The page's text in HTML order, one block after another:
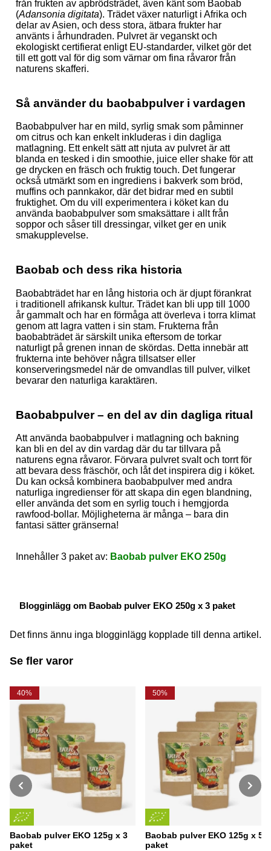
från frukten av apbrödsträdet, även känt som Baobab
(Adansonia digitata). Trädet växer naturligt i Afrika och
delar av Asien, och dess stora, ätbara frukter har
använts i århundraden. Pulvret är veganskt och
ekologiskt certifierat enligt EU-standarder, vilket gör det
till ett gott val för dig som värnar om fina råvaror från
naturens skafferi.
Så använder du baobabpulver i vardagen
Baobabpulver har en mild, syrlig smak som påminner
om citrus och kan enkelt inkluderas i din dagliga
matlagning. Ett enkelt sätt att njuta av pulvret är att
blanda en tesked i din smoothie, juice eller shake för att
ge drycken en fräsch och fruktig touch. Det fungerar
också utmärkt som en ingrediens i bakverk som bröd,
muffins och pannkakor, där det bidrar med en subtil
fruktighet. Om du vill experimentera i köket kan du
använda baobabpulver som smaksättare i allt från
soppor och såser till dressingar, vilket ger en unik
smakupplevelse.
Baobab och dess rika historia
Baobabträdet har en lång historia och är djupt förankrat
i traditionell afrikansk kultur. Trädet kan bli upp till 1000
år gammalt och har en förmåga att överleva i torra klimat
genom att lagra vatten i sin stam. Frukterna från
baobabträdet är särskilt unika eftersom de torkar
naturligt på grenen innan de skördas. Detta innebär att
frukterna inte behöver några tillsatser eller
konserveringsmedel när de omvandlas till pulver, vilket
bevarar den naturliga karaktären.
Baobabpulver – en del av din dagliga ritual
Att använda baobabpulver i matlagning och bakning
kan bli en del av din vardag där du tar tillvara på
naturens egna råvaror. Förvara pulvret svalt och torrt för
att bevara dess fräschör, och låt det inspirera dig i köket.
Du kan också kombinera baobabpulver med andra
naturliga ingredienser för att skapa din egen blandning,
eller använda det som en syrlig touch i hemgjorda
rawfood-bollar. Möjligheterna är många – bara din
fantasi sätter gränserna!
Innehåller 3 paket av: Baobab pulver EKO 250g
Blogginlägg om Baobab pulver EKO 250g x 3 paket
Det finns ännu inga blogginlägg kopplade till denna artikel.
Se fler varor
40%
Baobab pulver EKO 125g x 3
paket
50%
Baobab pulver EKO 125g x 5
paket